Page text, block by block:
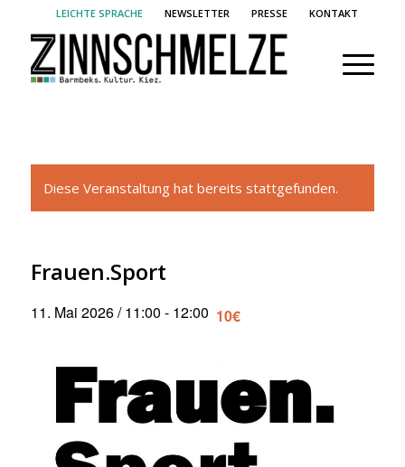
LEICHTE SPRACHE NEWSLETTER PRESSE KONTAKT
Diese Veranstaltung hat bereits stattgefunden.
Frauen.Sport
11. Mai 2026 / 11:00 - 12:00 10€